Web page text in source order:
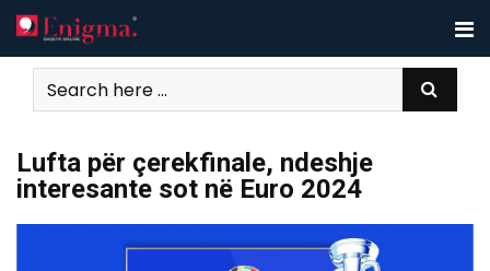
Skip
to
content
Lufta për çerekfinale, ndeshje
interesante sot në Euro 2024